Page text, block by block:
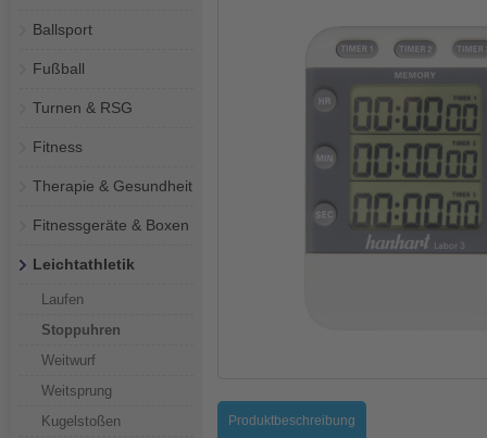
Ballsport
Fußball
Turnen & RSG
Fitness
Therapie & Gesundheit
Fitnessgeräte & Boxen
Leichtathletik
Laufen
Stoppuhren
Weitwurf
Weitsprung
Kugelstoßen
Produktbeschreibung